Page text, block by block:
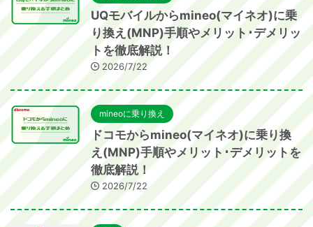
UQモバイルからmineo(マイネオ)に乗
り換え(MNP)手順やメリット･デメリッ
トを徹底解説！
2026/7/22
mineoに乗り換え
ドコモからmineo(マイネオ)に乗り換
え(MNP)手順やメリット･デメリットを
徹底解説！
2026/7/22